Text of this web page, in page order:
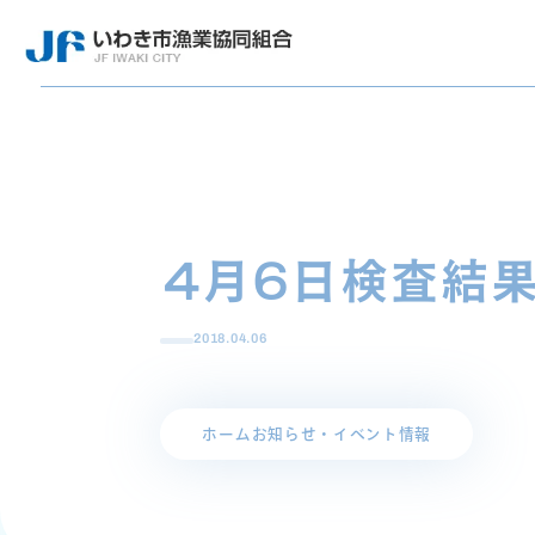
4月6日検査結果
2018.04.06
ホーム お知らせ・イベント情報